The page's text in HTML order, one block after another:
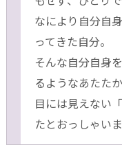
なにより自分自
ってきた自分。
そんな自分自身
るようなあたた
目には見えない
たとおっしゃいま